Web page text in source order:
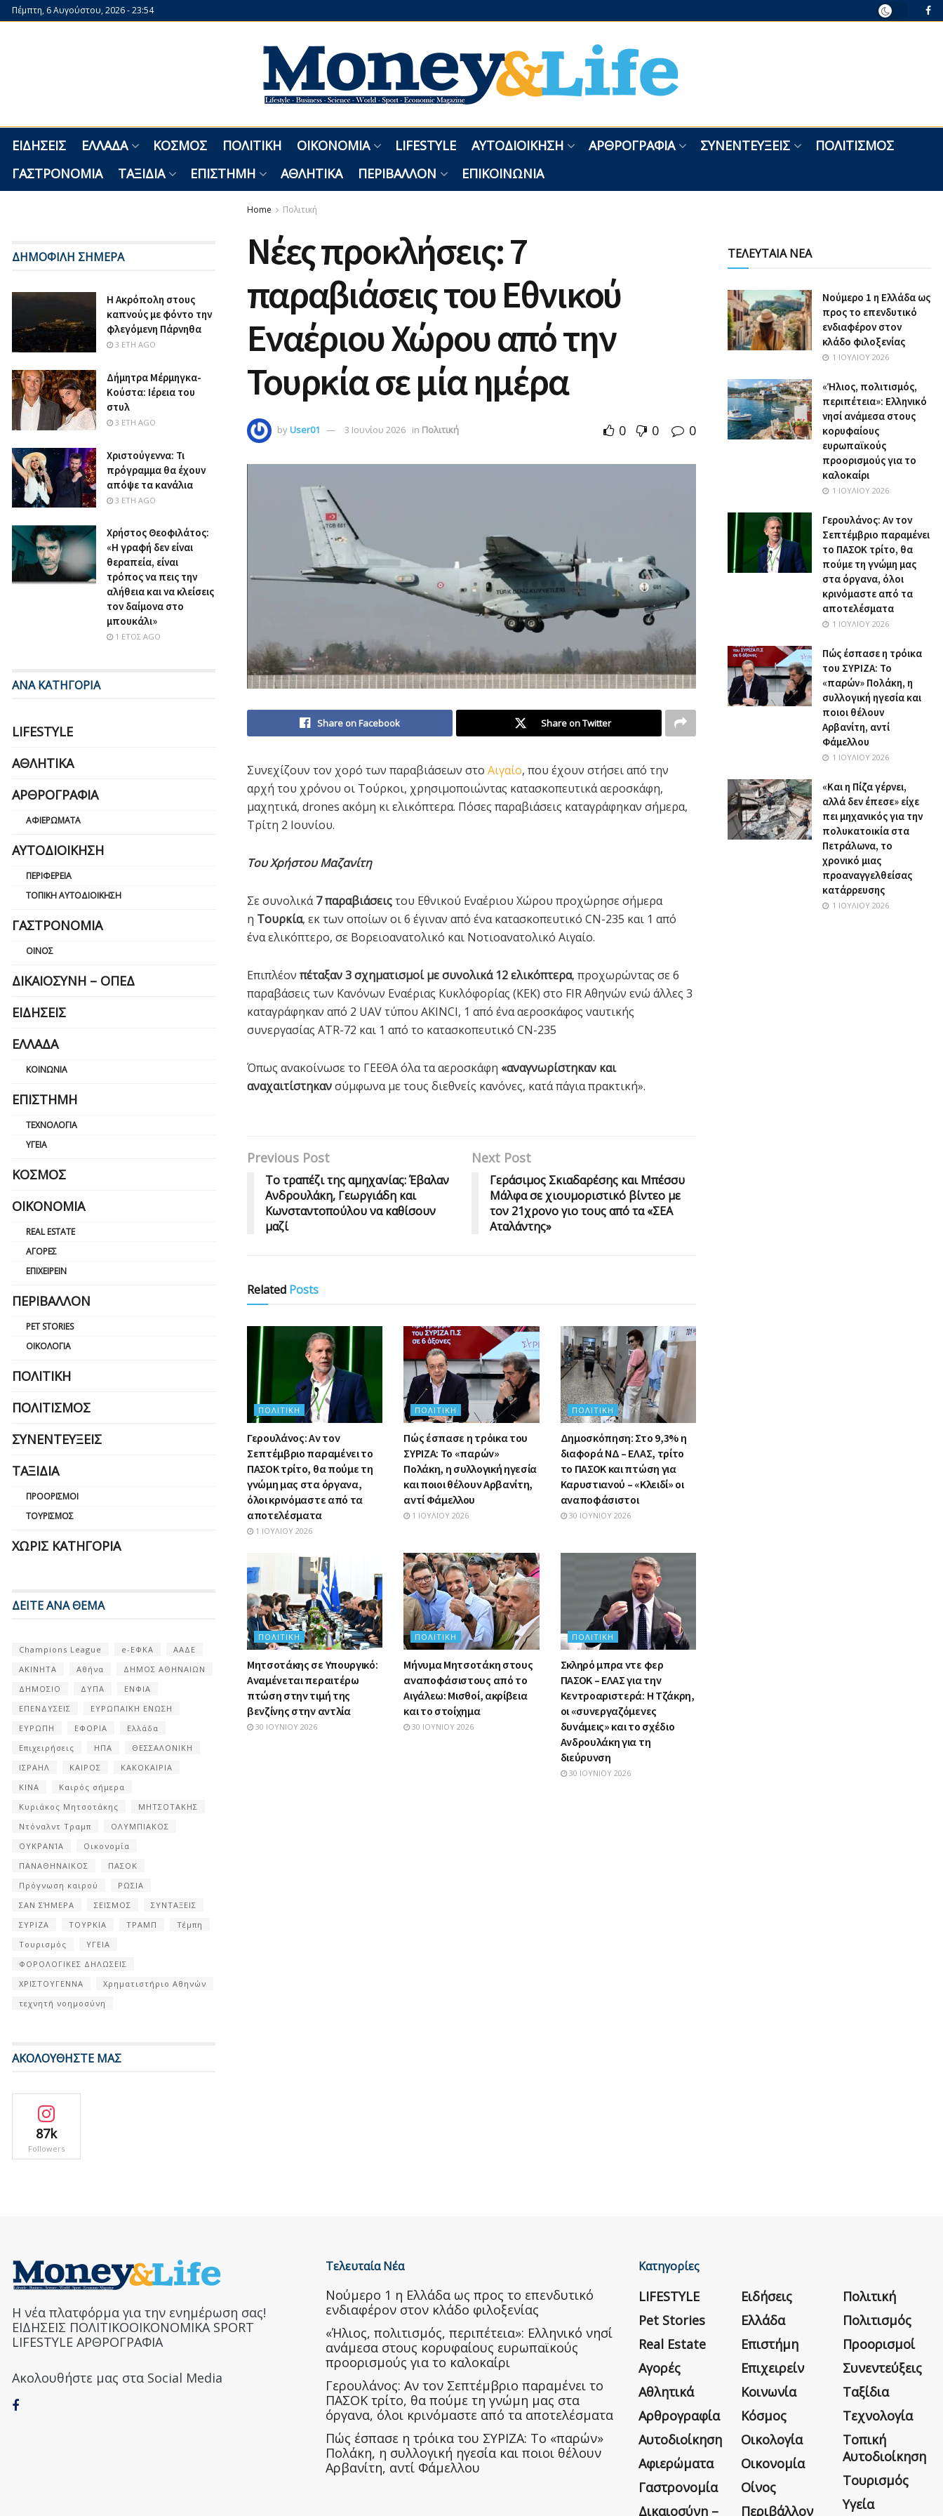
Πέμπτη, 6 Αυγούστου, 2026 - 23:54
ΕΙΔΉΣΕΙΣ ΕΛΛΆΔΑ ΚΌΣΜΟΣ ΠΟΛΙΤΙΚΉ ΟΙΚΟΝΟΜΊΑ LIFESTYLE ΑΥΤΟΔΙΟΊΚΗΣΗ ΑΡΘΡΟΓΡΑΦΊΑ ΣΥΝΕΝΤΕΎΞΕΙΣ
ΠΟΛΙΤΙΣΜΌΣ
ΓΑΣΤΡΟΝΟΜΊΑ
ΤΑΞΊΔΙΑ ΕΠΙΣΤΉΜΗ ΑΘΛΗΤΙΚΆ ΠΕΡΙΒΆΛΛΟΝ ΕΠΙΚΟΙΝΩΝΊΑ
Home Πολιτική
Νέες προκλήσεις: 7
παραβιάσεις του Εθνικού
Εναέριου Χώρου από την
Τουρκία σε μία ημέρα
byUser01 3 Ιουνίου 2026 in Πολιτική 0 0 0
Share on Facebook Share on Twitter
Συνεχίζουν τον χορό των παραβιάσεων στο Αιγαίο, που έχουν στήσει από την
αρχή του χρόνου οι Τούρκοι, χρησιμοποιώντας κατασκοπευτικά αεροσκάφη,
μαχητικά, drones ακόμη κι ελικόπτερα. Πόσες παραβιάσεις καταγράφηκαν σήμερα,
Τρίτη 2 Ιουνίου.
Του Χρήστου Μαζανίτη
Σε συνολικά7 παραβιάσειςτου Εθνικού Εναέριου Χώρου προχώρησε σήμερα
η Τουρκία, εκ των οποίων οι 6 έγιναν από ένα κατασκοπευτικό CN-235 και 1 από
ένα ελικόπτερο, σε Βορειοανατολικό και Νοτιοανατολικό Αιγαίο.
Επιπλέον πέταξαν 3 σχηματισμοί με συνολικά 12 ελικόπτερα, προχωρώντας σε 6
παραβάσεις των Κανόνων Εναέριας Κυκλόφορίας (ΚΕΚ) στο FIR Αθηνών ενώ άλλες 3
καταγράφηκαν από 2 UAV τύπου AKINCI, 1 από ένα αεροσκάφος ναυτικής
συνεργασίας ATR-72 και 1 από το κατασκοπευτικό CN-235
Όπως ανακοίνωσε το ΓΕΕΘΑ όλα τα αεροσκάφη «αναγνωρίστηκαν και
αναχαιτίστηκανσύμφωνα με τους διεθνείς κανόνες, κατά πάγια πρακτική».
Previous Post
Το τραπέζι της αμηχανίας: Έβαλαν
Ανδρουλάκη, Γεωργιάδη και
Κωνσταντοπούλου να καθίσουν
μαζί
Next Post
Γεράσιμος Σκιαδαρέσης και Μπέσσυ
Μάλφα σε χιουμοριστικό βίντεο με
τον 21χρονο γιο τους από τα «ΣΕΑ
Αταλάντης»
Related Posts
ΠΟΛΙΤΙΚΉ
Γερουλάνος: Αν τον
Σεπτέμβριο παραμένει το
ΠΑΣΟΚ τρίτο, θα πούμε τη
γνώμη μας στα όργανα,
όλοι κρινόμαστε από τα
αποτελέσματα
1 ΙΟΥΛΊΟΥ 2026
ΠΟΛΙΤΙΚΉ
Πώς έσπασε η τρόικα του
ΣΥΡΙΖΑ: Το «παρών»
Πολάκη, η συλλογική ηγεσία
και ποιοι θέλουν Αρβανίτη,
αντί Φάμελλου
1 ΙΟΥΛΊΟΥ 2026
ΠΟΛΙΤΙΚΉ
Δημοσκόπηση: Στο 9,3% η
διαφορά ΝΔ – ΕΛΑΣ, τρίτο
το ΠΑΣΟΚ και πτώση για
Καρυστιανού – «Κλειδί» οι
αναποφάσιστοι
30 ΙΟΥΝΊΟΥ 2026
ΠΟΛΙΤΙΚΉ
Μητσοτάκης σε Υπουργικό:
Αναμένεται περαιτέρω
πτώση στην τιμή της
βενζίνης στην αντλία
30 ΙΟΥΝΊΟΥ 2026
ΠΟΛΙΤΙΚΉ
Μήνυμα Μητσοτάκη στους
αναποφάσιστους από το
Αιγάλεω: Μισθοί, ακρίβεια
και το στοίχημα
30 ΙΟΥΝΊΟΥ 2026
ΠΟΛΙΤΙΚΉ
Σκληρό μπρα ντε φερ
ΠΑΣΟΚ – ΕΛΑΣ για την
Κεντροαριστερά: Η Τζάκρη,
οι «συνεργαζόμενες
δυνάμεις» και το σχέδιο
Ανδρουλάκη για τη
διεύρυνση
30 ΙΟΥΝΊΟΥ 2026
ΔΗΜΟΦΙΛΗ ΣΗΜΕΡΑ
Η Ακρόπολη στους
καπνούς με φόντο την
φλεγόμενη Πάρνηθα
3 ΈΤΗ AGO
Δήμητρα Μέρμηγκα-
Κούστα: Ιέρεια του
στυλ
3 ΈΤΗ AGO
Χριστούγεννα: Τι
πρόγραμμα θα έχουν
απόψε τα κανάλια
3 ΈΤΗ AGO
Χρήστος Θεοφιλάτος:
«Η γραφή δεν είναι
θεραπεία, είναι
τρόπος να πεις την
αλήθεια και να κλείσεις
τον δαίμονα στο
μπουκάλι»
1 ΈΤΟΣ AGO
ΑΝΑ ΚΑΤΗΓΟΡΙΑ
LIFESTYLE
ΑΘΛΗΤΙΚΆ
ΑΡΘΡΟΓΡΑΦΊΑ
ΑΦΙΕΡΏΜΑΤΑ
ΑΥΤΟΔΙΟΊΚΗΣΗ
ΠΕΡΙΦΈΡΕΙΑ
ΤΟΠΙΚΉ ΑΥΤΟΔΙΟΊΚΗΣΗ
ΓΑΣΤΡΟΝΟΜΊΑ
ΟΊΝΟΣ
ΔΙΚΑΙΟΣΎΝΗ – ΟΠΕΔ
ΕΙΔΉΣΕΙΣ
ΕΛΛΆΔΑ
ΚΟΙΝΩΝΊΑ
ΕΠΙΣΤΉΜΗ
ΤΕΧΝΟΛΟΓΊΑ
ΥΓΕΊΑ
ΚΌΣΜΟΣ
ΟΙΚΟΝΟΜΊΑ
REAL ESTATE
ΑΓΟΡΈΣ
ΕΠΙΧΕΙΡΕΊΝ
ΠΕΡΙΒΆΛΛΟΝ
PET STORIES
ΟΙΚΟΛΟΓΊΑ
ΠΟΛΙΤΙΚΉ
ΠΟΛΙΤΙΣΜΌΣ
ΣΥΝΕΝΤΕΎΞΕΙΣ
ΤΑΞΊΔΙΑ
ΠΡΟΟΡΙΣΜΟΊ
ΤΟΥΡΙΣΜΌΣ
ΧΩΡΊΣ ΚΑΤΗΓΟΡΊΑ
ΔΕΙΤΕ ΑΝΑ ΘΕΜΑ
Champions League e-ΕΦΚΑ
ΑΑΔΕ
ΑΚΙΝΗΤΑ
Αθήνα
ΔΗΜΟΣ ΑΘΗΝΑΙΩΝ
ΔΗΜΟΣΙΟ
ΔΥΠΑ
ΕΝΦΙΑ
ΕΠΕΝΔΥΣΕΙΣ
ΕΥΡΩΠΑΪΚΗ ΕΝΩΣΗ
ΕΥΡΩΠΗ
ΕΦΟΡΙΑ
Ελλάδα
Επιχειρήσεις
ΗΠΑ
ΘΕΣΣΑΛΟΝΙΚΗ
ΙΣΡΑΗΛ
ΚΑΙΡΟΣ
ΚΑΚΟΚΑΙΡΙΑ
ΚΙΝΑ
Καιρός σήμερα
Κυριάκος Μητσοτάκης
ΜΗΤΣΟΤΑΚΗΣ
Ντόναλντ Τραμπ
ΟΛΥΜΠΙΑΚΟΣ
ΟΥΚΡΑΝΊΑ
Οικονομία
ΠΑΝΑΘΗΝΑΙΚΟΣ
ΠΑΣΟΚ
Πρόγνωση καιρού
ΡΩΣΙΑ
ΣΑΝ ΣΉΜΕΡΑ
ΣΕΙΣΜΟΣ
ΣΥΝΤΑΞΕΙΣ
ΣΥΡΙΖΑ
ΤΟΥΡΚΙΑ ΤΡΑΜΠ
Τέμπη
Τουρισμός
ΥΓΕΙΑ
ΦΟΡΟΛΟΓΙΚΕΣ ΔΗΛΩΣΕΙΣ
ΧΡΙΣΤΟΥΓΕΝΝΑ
Χρηματιστήριο Αθηνών
τεχνητή νοημοσύνη
ΑΚΟΛΟΥΘΗΣΤΕ ΜΑΣ
87k
Followers
ΤΕΛΕΥΤΑΙΑ ΝΕΑ
Nούμερο 1 η Ελλάδα ως
προς το επενδυτικό
ενδιαφέρον στον
κλάδο φιλοξενίας
1 ΙΟΥΛΊΟΥ 2026
«Ήλιος, πολιτισμός,
περιπέτεια»: Ελληνικό
νησί ανάμεσα στους
κορυφαίους
ευρωπαϊκούς
προορισμούς για το
καλοκαίρι
1 ΙΟΥΛΊΟΥ 2026
Γερουλάνος: Αν τον
Σεπτέμβριο παραμένει
το ΠΑΣΟΚ τρίτο, θα
πούμε τη γνώμη μας
στα όργανα, όλοι
κρινόμαστε από τα
αποτελέσματα
1 ΙΟΥΛΊΟΥ 2026
Πώς έσπασε η τρόικα
του ΣΥΡΙΖΑ: Το
«παρών» Πολάκη, η
συλλογική ηγεσία και
ποιοι θέλουν
Αρβανίτη, αντί
Φάμελλου
1 ΙΟΥΛΊΟΥ 2026
«Και η Πίζα γέρνει,
αλλά δεν έπεσε» είχε
πει μηχανικός για την
πολυκατοικία στα
Πετράλωνα, το
χρονικό μιας
προαναγγελθείσας
κατάρρευσης
1 ΙΟΥΛΊΟΥ 2026
Η νέα πλατφόρμα για την ενημέρωση σας!
ΕΙΔΗΣΕΙΣ ΠΟΛΙΤΙΚΟΟΙΚΟΝΟΜΙΚΑ SPORT
LIFESTYLE ΑΡΘΡΟΓΡΑΦΙΑ
Ακολουθήστε μας στα Social Media
Τελευταία Νέα
Nούμερο 1 η Ελλάδα ως προς το επενδυτικό
ενδιαφέρον στον κλάδο φιλοξενίας
«Ήλιος, πολιτισμός, περιπέτεια»: Ελληνικό νησί
ανάμεσα στους κορυφαίους ευρωπαϊκούς
προορισμούς για το καλοκαίρι
Γερουλάνος: Αν τον Σεπτέμβριο παραμένει το
ΠΑΣΟΚ τρίτο, θα πούμε τη γνώμη μας στα
όργανα, όλοι κρινόμαστε από τα αποτελέσματα
Πώς έσπασε η τρόικα του ΣΥΡΙΖΑ: Το «παρών»
Πολάκη, η συλλογική ηγεσία και ποιοι θέλουν
Αρβανίτη, αντί Φάμελλου
Κατηγορίες
LIFESTYLE
Pet Stories
Real Estate
Αγορές
Αθλητικά
Αρθρογραφία
Αυτοδιοίκηση
Αφιερώματα
Γαστρονομία
Δικαιοσύνη –
Ειδήσεις
Ελλάδα
Επιστήμη
Επιχειρείν
Κοινωνία
Κόσμος
Οικολογία
Οικονομία
Οίνος
Περιβάλλον
Πολιτική
Πολιτισμός
Προορισμοί
Συνεντεύξεις
Ταξίδια
Τεχνολογία
Τοπική
Αυτοδιοίκηση
Τουρισμός
Υγεία